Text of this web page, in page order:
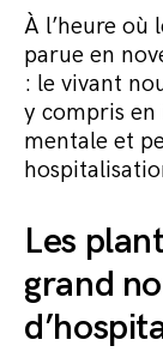
À l’heure où
parue en
: le vivant
y compris
mentale et
Les
grand